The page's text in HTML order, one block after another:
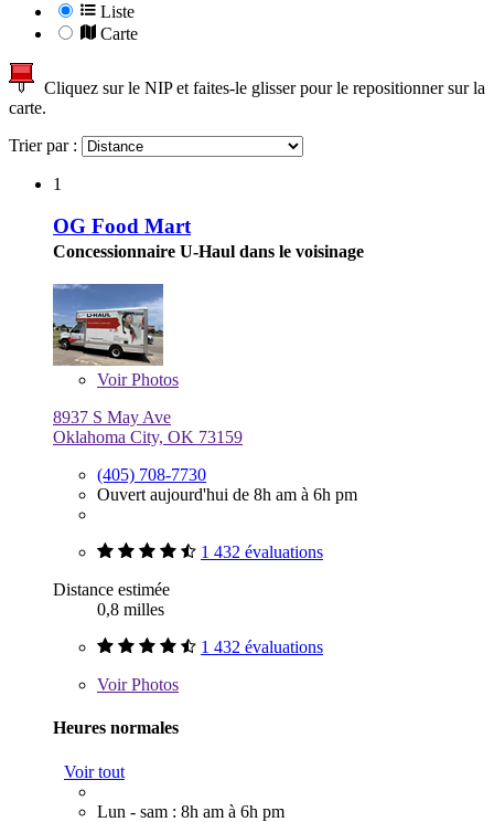
Liste
Carte
Cliquez sur le NIP et faites-le glisser pour le repositionner sur la
carte.
Trier par :
1
OG Food Mart
Concessionnaire U-Haul dans le voisinage
VoirPhotos
8937 S May Ave
Oklahoma City, OK 73159
(405) 708-7730
Ouvert aujourd'hui de 8h am à 6h pm
1 432 évaluations
Distance estimée
0,8 milles
1 432 évaluations
VoirPhotos
Heures normales
Voir tout
Lun - sam : 8h am à 6h pm